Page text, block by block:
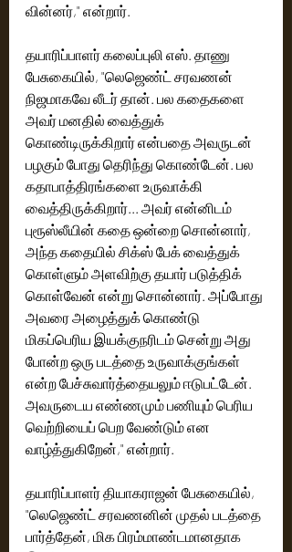
வின்னர்," என்றார்.
தயாரிப்பாளர் கலைப்புலி எஸ். தாணு
பேசுகையில், "லெஜெண்ட் சரவணன்
நிஜமாகவே லீடர் தான்.‌ பல கதைகளை
அவர் மனதில் வைத்துக்
கொண்டிருக்கிறார் என்பதை அவருடன்
பழகும் போது தெரிந்து கொண்டேன். பல
கதாபாத்திரங்களை உருவாக்கி
வைத்திருக்கிறார்... அவர் என்னிடம்
புரூஸ்லீயின் கதை ஒன்றை சொன்னார்,
அந்த கதையில் சிக்ஸ் பேக் வைத்துக்
கொள்ளும் அளவிற்கு தயார் படுத்திக்
கொள்வேன் என்று சொன்னார். அப்போது
அவரை அழைத்துக் கொண்டு
மிகப்பெரிய இயக்குந‌ரிடம் சென்று அது
போன்ற ஒரு படத்தை உருவாக்குங்கள்
என்ற பேச்சுவார்த்தையலும் ஈடுபட்டேன்.
அவருடைய எண்ணமும் பணியும் பெரிய
வெற்றியைப் பெற வேண்டும் என
வாழ்த்துகிறேன்," என்றார்.
தயாரிப்பாளர் தியாகராஜன் பேசுகையில்,
"லெஜெண்ட் சரவணனின் முதல் படத்தை
பார்த்தேன், மிக பிரம்மாண்டமானதாக